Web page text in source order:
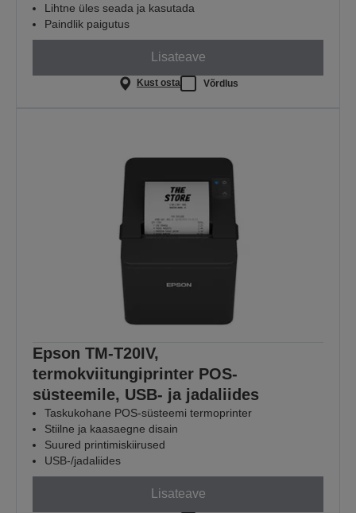
Lihtne üles seada ja kasutada
Paindlik paigutus
Lisateave
Kust osta Võrdlus
Epson TM-T20IV,
termokviitungiprinter POS-
süsteemile, USB- ja jadaliides
Taskukohane POS-süsteemi termoprinter
Stiilne ja kaasaegne disain
Suured printimiskiirused
USB-/jadaliides
Lisateave